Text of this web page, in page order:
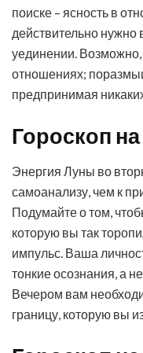
поиске – ясность в
действительно нужно
уединении.
отношениях;
предпринимая
Гороскоп
Энергия Луны во
самоанализу, чем к
Подумайте о том,
которую вы так
импульс. Ваша
тонкие осознания, а
Вечером вам
границу, которую вы